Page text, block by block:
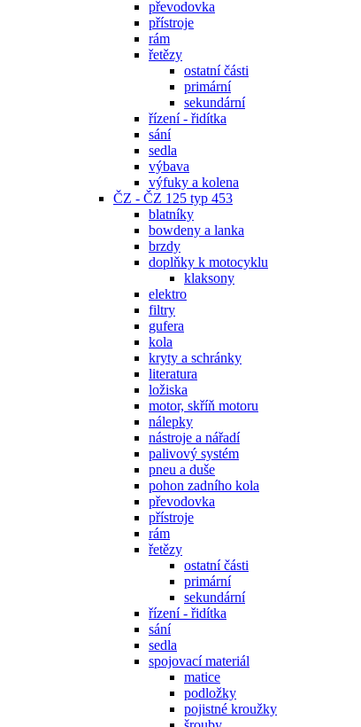
převodovka
přístroje
rám
řetězy
ostatní části
primární
sekundární
řízení - řidítka
sání
sedla
výbava
výfuky a kolena
ČZ - ČZ 125 typ 453
blatníky
bowdeny a lanka
brzdy
doplňky k motocyklu
klaksony
elektro
filtry
gufera
kola
kryty a schránky
literatura
ložiska
motor, skříň motoru
nálepky
nástroje a nářadí
palivový systém
pneu a duše
pohon zadního kola
převodovka
přístroje
rám
řetězy
ostatní části
primární
sekundární
řízení - řidítka
sání
sedla
spojovací materiál
matice
podložky
pojistné kroužky